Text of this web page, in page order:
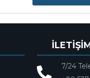
7/24